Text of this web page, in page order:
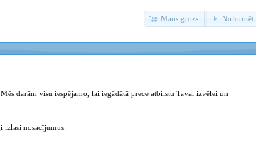
Mans grozs Noformēt
darām visu iespējamo, lai iegādātā prece atbilstu Tavai izvēlei un
izlasi nosacījumus: